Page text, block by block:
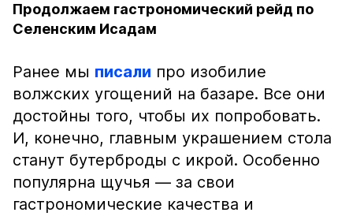
Продолжаем гастрономический рейд по
Селенским Исадам
Ранее мы писали про изобилие
волжских угощений на базаре. Все они
достойны того, чтобы их попробовать.
И, конечно, главным украшением стола
станут бутерброды с икрой. Особенно
популярна щучья — за свои
гастрономические качества и